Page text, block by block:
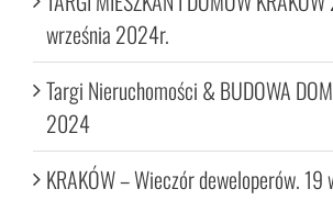
września 2024r.
Targi Nieruchomości & BUDOWA
2024
KRAKÓW – Wieczór deweloperów.